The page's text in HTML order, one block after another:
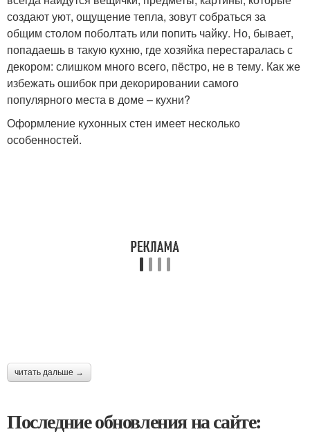
создают уют, ощущение тепла, зовут собраться за
общим столом поболтать или попить чайку. Но, бывает,
попадаешь в такую кухню, где хозяйка перестаралась с
декором: слишком много всего, пёстро, не в тему. Как же
избежать ошибок при декорировании самого
популярного места в доме – кухни?
Оформление кухонных стен имеет несколько
особенностей.
читать дальше →
Последние обновления на сайте: